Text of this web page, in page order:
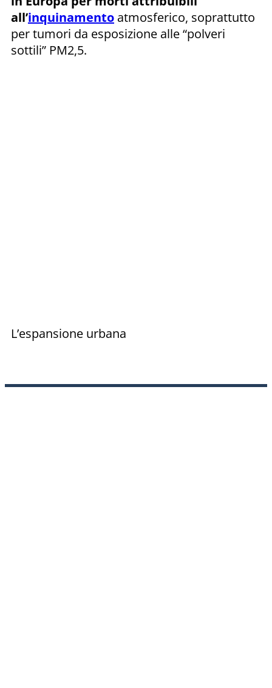
all’inquinamento atmosferico, soprattutto
per tumori da esposizione alle “polveri
sottili” PM2,5.
L’espansione urbana